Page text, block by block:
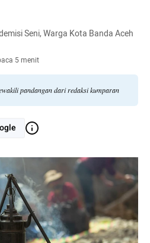
Seni, Warga Kota Banda Aceh
5 menit
pandangan dari redaksi kumparan